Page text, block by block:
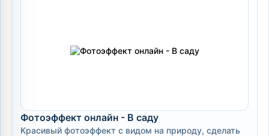
Фотоэффект онлайн - В саду
Красивый фотоэффект с видом на природу, сделать